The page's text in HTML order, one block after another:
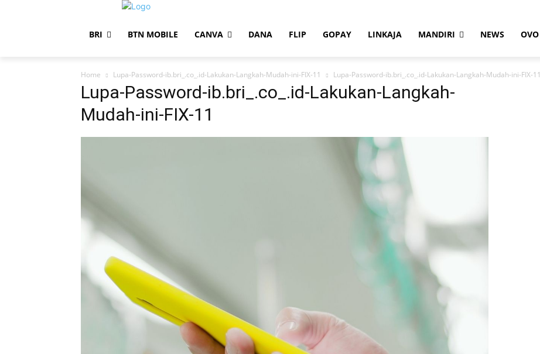
BRI BTN MOBILE CANVA DANA FLIP GOPAY LINKAJA MANDIRI NEWS OVO
Home Lupa-Password-ib.bri_.co_.id-Lakukan-Langkah-Mudah-ini-FIX-11 Lupa-Password-ib.bri_.co_.id-Lakukan-Langkah-Mudah-ini-FIX-11
Lupa-Password-ib.bri_.co_.id-Lakukan-Langkah-
Mudah-ini-FIX-11